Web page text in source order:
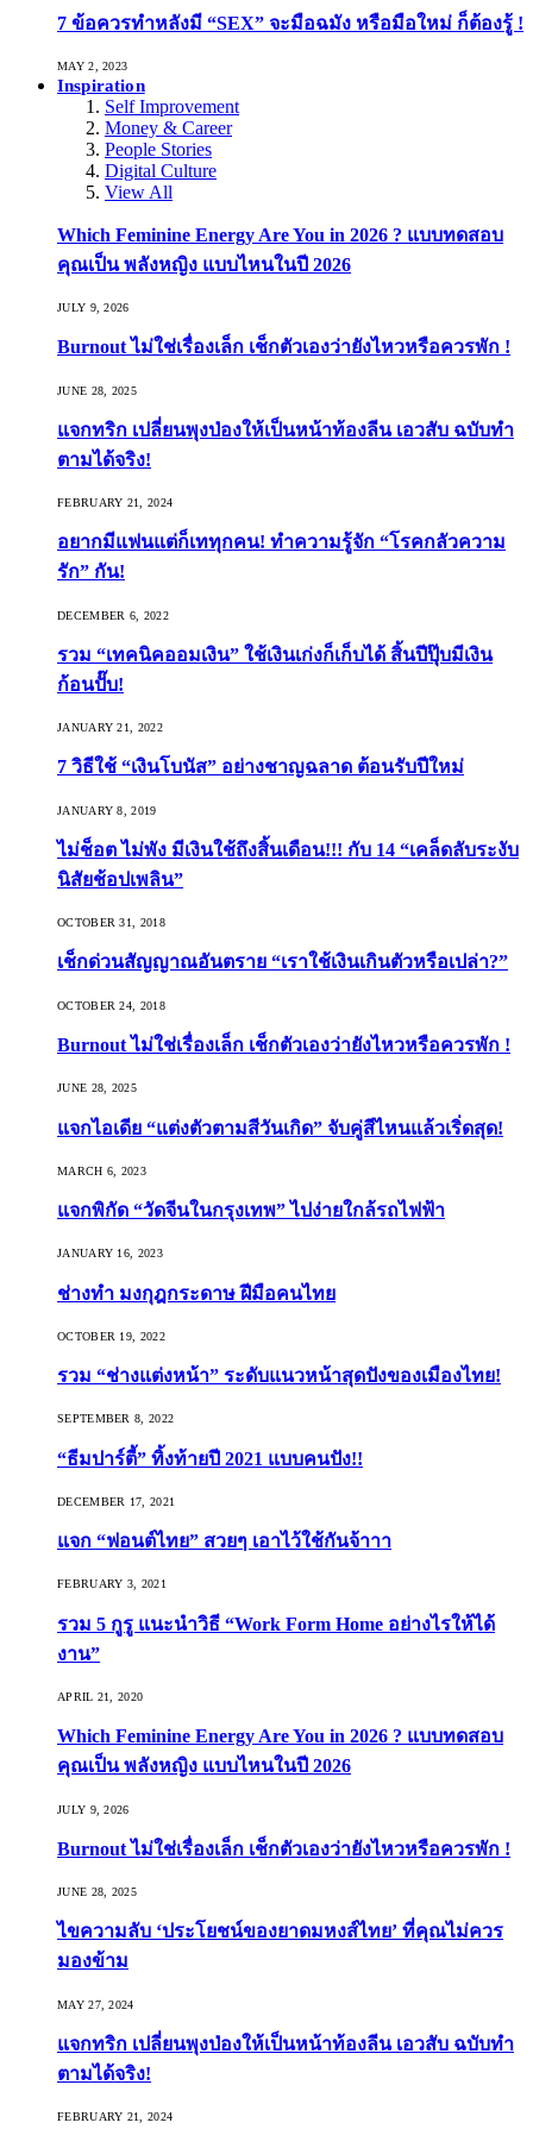
7 ข้อควรทำหลังมี “SEX” จะมือฉมัง หรือมือใหม่ ก็ต้องรู้ !
MAY 2, 2023
Inspiration
Self Improvement
Money & Career
People Stories
Digital Culture
View All
Which Feminine Energy Are You in 2026 ? แบบทดสอบ
คุณเป็น พลังหญิง แบบไหนในปี 2026
JULY 9, 2026
Burnout ไม่ใช่เรื่องเล็ก เช็กตัวเองว่ายังไหวหรือควรพัก !
JUNE 28, 2025
แจกทริก เปลี่ยนพุงป่องให้เป็นหน้าท้องลีน เอวสับ ฉบับทำ
ตามได้จริง!
FEBRUARY 21, 2024
อยากมีแฟนแต่ก็เททุกคน! ทำความรู้จัก “โรคกลัวความ
รัก” กัน!
DECEMBER 6, 2022
รวม “เทคนิคออมเงิน” ใช้เงินเก่งก็เก็บได้ สิ้นปีปุ๊บมีเงิน
ก้อนปั๊บ!
JANUARY 21, 2022
7 วิธีใช้ “เงินโบนัส” อย่างชาญฉลาด ต้อนรับปีใหม่
JANUARY 8, 2019
ไม่ช็อต ไม่พัง มีเงินใช้ถึงสิ้นเดือน!!! กับ 14 “เคล็ดลับระงับ
นิสัยช้อปเพลิน”
OCTOBER 31, 2018
เช็กด่วนสัญญาณอันตราย “เราใช้เงินเกินตัวหรือเปล่า?”
OCTOBER 24, 2018
Burnout ไม่ใช่เรื่องเล็ก เช็กตัวเองว่ายังไหวหรือควรพัก !
JUNE 28, 2025
แจกไอเดีย “แต่งตัวตามสีวันเกิด” จับคู่สีไหนแล้วเริ่ดสุด!
MARCH 6, 2023
แจกพิกัด “วัดจีนในกรุงเทพ” ไปง่ายใกล้รถไฟฟ้า
JANUARY 16, 2023
ช่างทำ มงกุฎกระดาษ ฝีมือคนไทย
OCTOBER 19, 2022
รวม “ช่างแต่งหน้า” ระดับแนวหน้าสุดปังของเมืองไทย!
SEPTEMBER 8, 2022
“ธีมปาร์ตี้” ทิ้งท้ายปี 2021 แบบคนปัง!!
DECEMBER 17, 2021
แจก “ฟอนต์ไทย” สวยๆ เอาไว้ใช้กันจ้าาา
FEBRUARY 3, 2021
รวม 5 กูรู แนะนำวิธี “Work Form Home อย่างไรให้ได้
งาน”
APRIL 21, 2020
Which Feminine Energy Are You in 2026 ? แบบทดสอบ
คุณเป็น พลังหญิง แบบไหนในปี 2026
JULY 9, 2026
Burnout ไม่ใช่เรื่องเล็ก เช็กตัวเองว่ายังไหวหรือควรพัก !
JUNE 28, 2025
ไขความลับ ‘ประโยชน์ของยาดมหงส์ไทย’ ที่คุณไม่ควร
มองข้าม
MAY 27, 2024
แจกทริก เปลี่ยนพุงป่องให้เป็นหน้าท้องลีน เอวสับ ฉบับทำ
ตามได้จริง!
FEBRUARY 21, 2024